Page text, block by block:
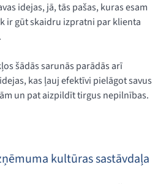
idejas, jā, tās pašas, kuras esam
ir gūt skaidru izpratni par klienta
šādās sarunās parādās arī
kas ļauj efektīvi pielāgot savus
un pat aizpildīt tirgus nepilnības.
kultūras sastāvdaļa